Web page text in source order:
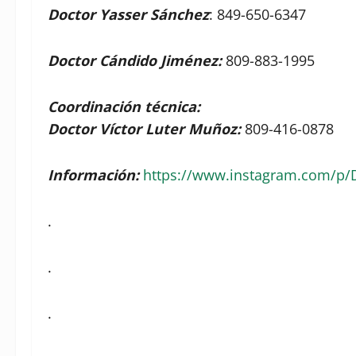
Doctor Yasser Sánchez: 849-650-6347
Doctor Cándido Jiménez:809-883-1995
Coordinación técnica:
Doctor Víctor Luter Muñoz:809-416-0878
Información:https://www.instagram.com/p/
.
.
.